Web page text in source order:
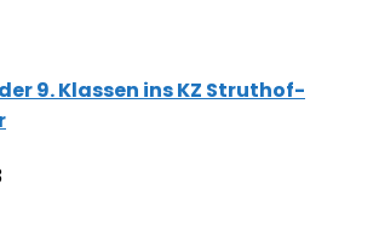
9. Klassen ins KZ Struthof-